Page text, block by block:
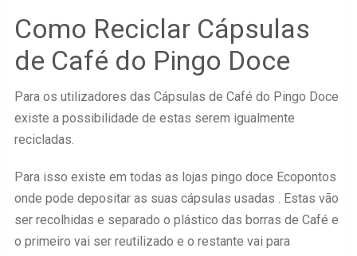
Como Reciclar Cápsulas
de Café do Pingo Doce
Para os utilizadores das Cápsulas de Café do Pingo Doce
existe a possibilidade de estas serem igualmente
recicladas.
Para isso existe em todas as lojas pingo doce Ecopontos
onde pode depositar as suas cápsulas usadas . Estas vão
ser recolhidas e separado o plástico das borras de Café e
o primeiro vai ser reutilizado e o restante vai para